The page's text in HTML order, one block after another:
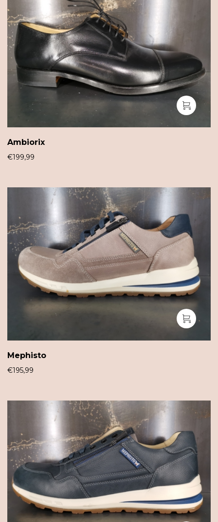
Ambiorix
€199,99
Mephisto
€195,99